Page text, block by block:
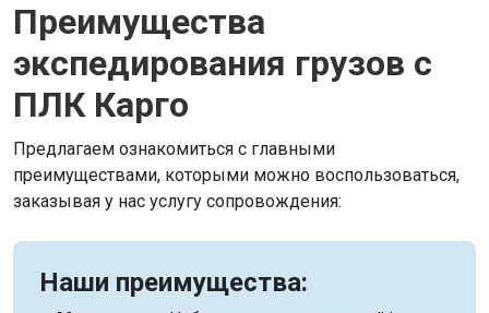
Преимущества
экспедирования грузов с
ПЛК Карго
Предлагаем ознакомиться с главными
преимуществами, которыми можно воспользоваться,
заказывая у нас услугу сопровождения:
Наши преимущества: